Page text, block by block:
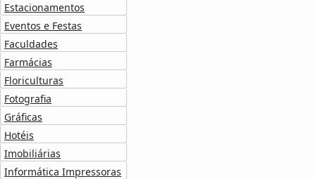
Estacionamentos
Eventos e Festas
Faculdades
Farmácias
Floriculturas
Fotografia
Gráficas
Hotéis
Imobiliárias
Informática Impressoras